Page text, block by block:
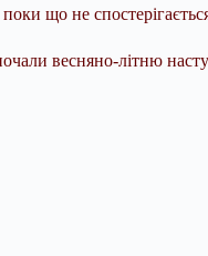
що не
весняно-літню